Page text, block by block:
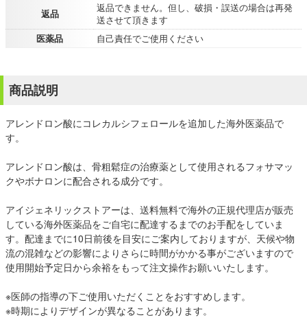
返品
返品できません。但し、破損・誤送の場合は再発
送させて頂きます
医薬品
自己責任でご使用ください
商品説明
アレンドロン酸にコレカルシフェロールを追加した海外医薬品で
す。
アレンドロン酸は、骨粗鬆症の治療薬として使用されるフォサマッ
クやボナロンに配合される成分です。
アイジェネリックストアーは、送料無料で海外の正規代理店が販売
している海外医薬品をご自宅に配達するまでのお手配をしていま
す。配達までに10日前後を目安にご案内しておりますが、天候や物
流の混雑などの影響によりさらに時間がかかる事がございますので
使用開始予定日から余裕をもって注文操作お願いいたします。
※医師の指導の下ご使用いただくことをおすすめします。
※時期によりデザインが異なることがあります。